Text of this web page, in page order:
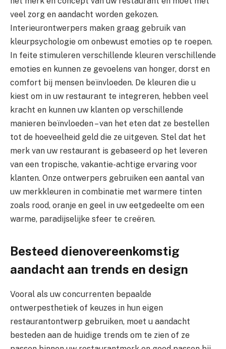
veel zorg en aandacht worden gekozen.
Interieurontwerpers maken graag gebruik van
kleurpsychologie om onbewust emoties op te roepen.
In feite stimuleren verschillende kleuren verschillende
emoties en kunnen ze gevoelens van honger, dorst en
comfort bij mensen beïnvloeden. De kleuren die u
kiest om in uw restaurant te integreren, hebben veel
kracht en kunnen uw klanten op verschillende
manieren beïnvloeden – van het eten dat ze bestellen
tot de hoeveelheid geld die ze uitgeven. Stel dat het
merk van uw restaurant is gebaseerd op het leveren
van een tropische, vakantie-achtige ervaring voor
klanten. Onze ontwerpers gebruiken een aantal van
uw merkkleuren in combinatie met warmere tinten
zoals rood, oranje en geel in uw eetgedeelte om een ​​
warme, paradijselijke sfeer te creëren.
Besteed dienovereenkomstig
aandacht aan trends en design
Vooral als uw concurrenten bepaalde
ontwerpesthetiek of keuzes in hun eigen
restaurantontwerp gebruiken, moet u aandacht
besteden aan de huidige trends om te zien of ze